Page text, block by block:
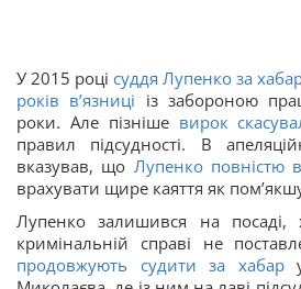
У 2015 році суддя Лупенко за
років в’язниці із забороною
роки. Але пізніше вирок
правил підсудності. В
вказував, що Лупенко повністю
врахувати щире каяття як
Лупенко залишився на
кримінальній справі не
продовжують судити за хабару